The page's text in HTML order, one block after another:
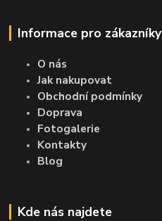
Informace pro zákazníky
O nás
Jak nakupovat
Obchodní podmínky
Doprava
Fotogalerie
Kontakty
Blog
Kde nás najdete